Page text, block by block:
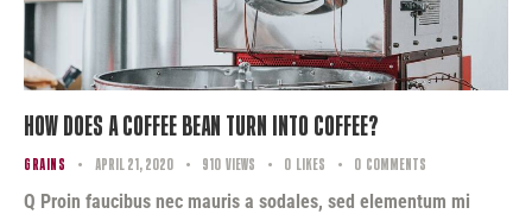
How Does a Coffee Bean Turn Into Coffee?
GRAINS April 21, 2020 910 Views 0 Likes 0 Comments
Q Proin faucibus nec mauris a sodales, sed elementum mi